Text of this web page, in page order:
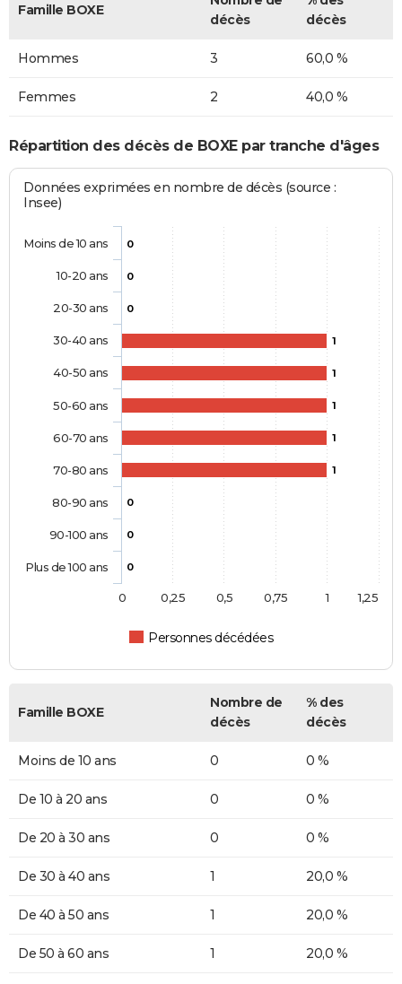
Famille BOXE
décès
décès
Hommes 3 60,0 %
Femmes 2 40,0 %
Répartition des décès de BOXE par tranche d'âges
Données exprimées en nombre de décès (source :
Insee)
0
0
0
1
1
1
1
1
0
0
0
Personnes décédées
Moins de 10 ans
10-20 ans
20-30 ans
30-40 ans
40-50 ans
50-60 ans
60-70 ans
70-80 ans
80-90 ans
90-100 ans
Plus de 100 ans
0 1
0,25 0,5 0,75 1,25
Famille BOXE
Nombre de
décès
% des
décès
Moins de 10 ans 0 0 %
De 10 à 20 ans 0 0 %
De 20 à 30 ans 0 0 %
De 30 à 40 ans 1 20,0 %
De 40 à 50 ans 1 20,0 %
De 50 à 60 ans 1 20,0 %